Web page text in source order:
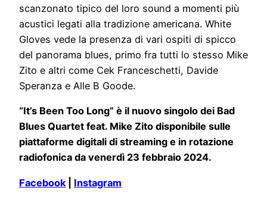
scanzonato tipico del loro sound a momenti più
acustici legati alla tradizione americana. White
Gloves vede la presenza di vari ospiti di spicco
del panorama blues, primo fra tutti lo stesso Mike
Zito e altri come Cek Franceschetti, Davide
Speranza e Alle B Goode.
“It’s Been Too Long” è il nuovo singolo dei Bad
Blues Quartet feat. Mike Zito disponibile sulle
piattaforme digitali di streaming e in rotazione
radiofonica da venerdì 23 febbraio 2024.
Facebook Instagram